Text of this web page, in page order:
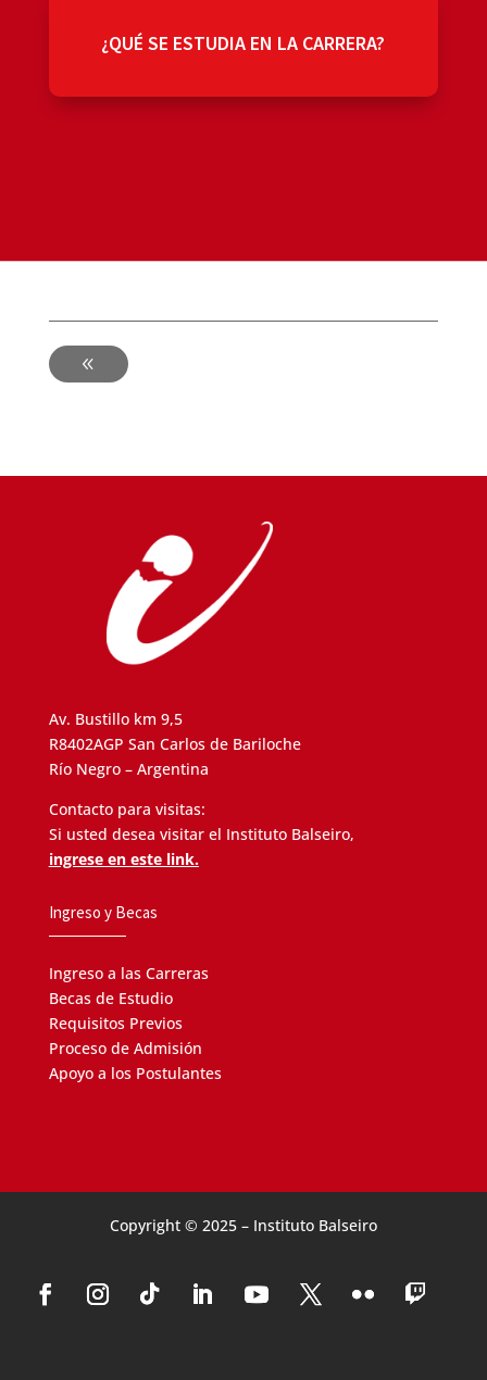
¿QUÉ SE ESTUDIA EN LA CARRERA?
Av. Bustillo km 9,5
R8402AGP San Carlos de Bariloche
Río Negro – Argentina
Contacto para visitas:
Si usted desea visitar el Instituto Balseiro,
ingrese en este link.
Ingreso y Becas
Ingreso a las Carreras
Becas de Estudio
Requisitos Previos
Proceso de Admisión
Apoyo a los Postulantes
Copyright © 2025 – Instituto Balseiro